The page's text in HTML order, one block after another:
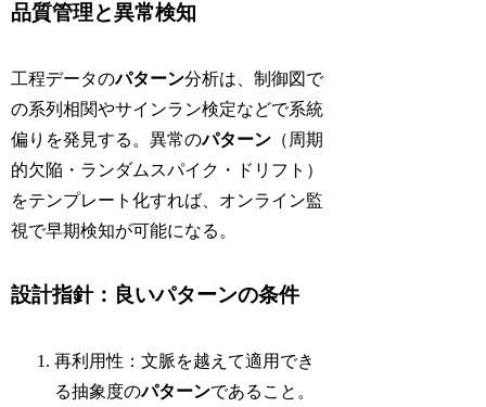
品質管理と異常検知
工程データのパターン分析は、制御図で
の系列相関やサインラン検定などで系統
偏りを発見する。異常のパターン （周期
的欠陥・ランダムスパイク・ドリフト）
をテンプレート化すれば、オンライン監
視で早期検知が可能になる。
設計指針：良いパターンの条件
再利用性：文脈を越えて適用でき
る抽象度のパターンであること。